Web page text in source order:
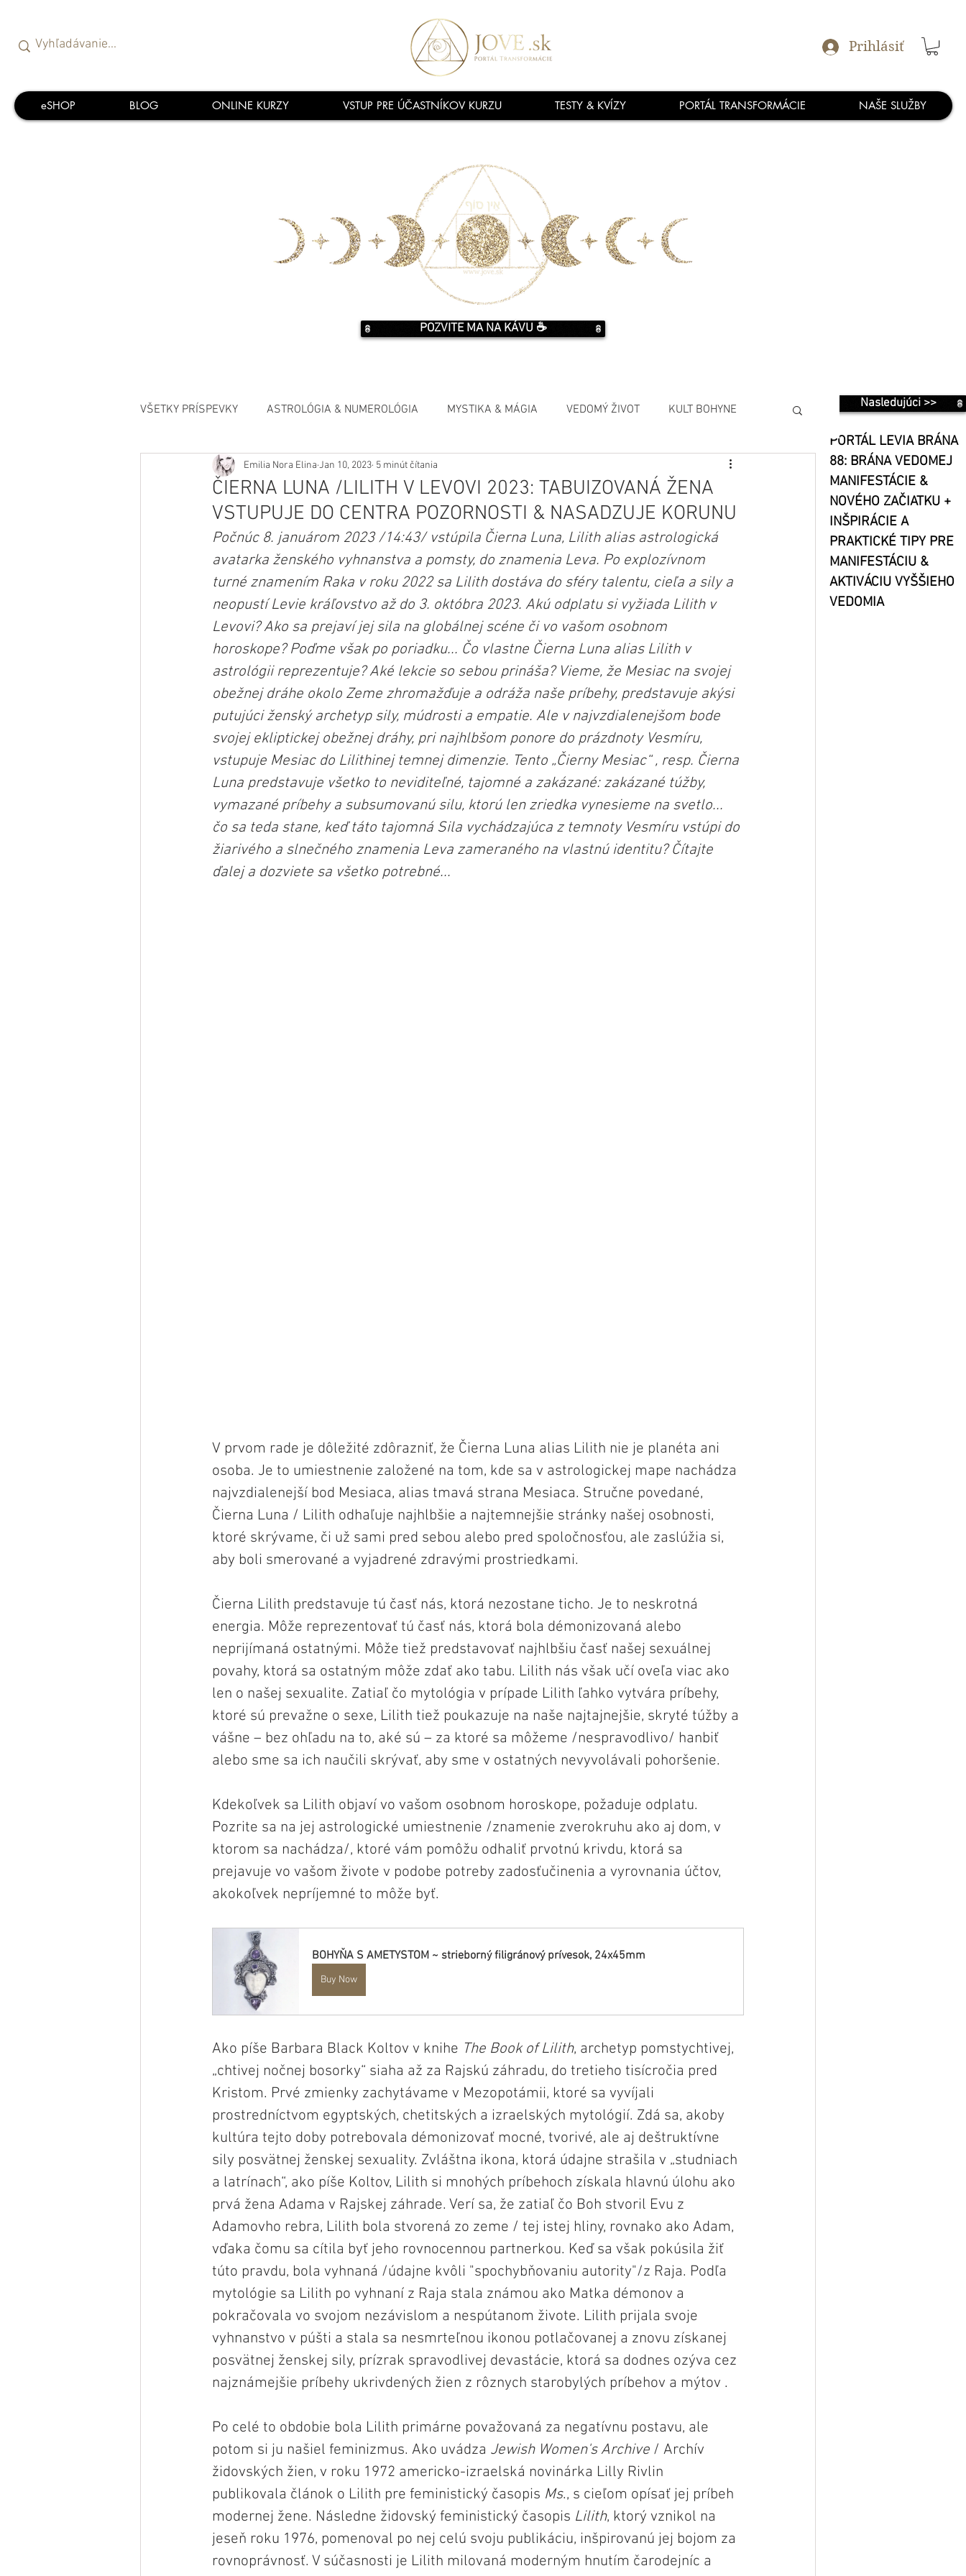
Prihlásiť
eSHOP BLOG ONLINE KURZY VSTUP PRE ÚČASTNÍKOV KURZU TESTY & KVÍZY PORTÁL TRANSFORMÁCIE NAŠE SLUŽBY
POZVITE MA NA KÁVU ☕️
Nasledujúci >>
PORTÁL LEVIA BRÁNA
88: BRÁNA VEDOMEJ
MANIFESTÁCIE &
NOVÉHO ZAČIATKU +
INŠPIRÁCIE A
PRAKTICKÉ TIPY PRE
MANIFESTÁCIU &
AKTIVÁCIU VYŠŠIEHO
VEDOMIA
VŠETKY PRÍSPEVKY ASTROLÓGIA & NUMEROLÓGIA MYSTIKA & MÁGIA VEDOMÝ ŽIVOT KULT BOHYNE
MANIFESTÁCIA
ČIERNA LUNA /LILITH V LEVOVI 2023: TABUIZOVANÁ ŽENA
VSTUPUJE DO CENTRA POZORNOSTI & NASADZUJE KORUNU
Emilia Nora Elina Jan 10, 2023 5 minút čítania
Počnúc 8. januárom 2023 /14:43/ vstúpila Čierna Luna, Lilith alias astrologická
avatarka ženského vyhnanstva a pomsty, do znamenia Leva. Po explozívnom
turné znamením Raka v roku 2022 sa Lilith dostáva do sféry talentu, cieľa a sily a
neopustí Levie kráľovstvo až do 3. októbra 2023. Akú odplatu si vyžiada Lilith v
Levovi? Ako sa prejaví jej sila na globálnej scéne či vo vašom osobnom
horoskope? Poďme však po poriadku... Čo vlastne Čierna Luna alias Lilith v
astrológii reprezentuje? Aké lekcie so sebou prináša? Vieme, že Mesiac na svojej
obežnej dráhe okolo Zeme zhromažďuje a odráža naše príbehy, predstavuje akýsi
putujúci ženský archetyp sily, múdrosti a empatie. Ale v najvzdialenejšom bode
svojej ekliptickej obežnej dráhy, pri najhlbšom ponore do prázdnoty Vesmíru,
vstupuje Mesiac do Lilithinej temnej dimenzie. Tento „Čierny Mesiac“ , resp. Čierna
Luna predstavuje všetko to neviditeľné, tajomné a zakázané: zakázané túžby,
vymazané príbehy a subsumovanú silu, ktorú len zriedka vynesieme na svetlo...
čo sa teda stane, keď táto tajomná Sila vychádzajúca z temnoty Vesmíru vstúpi do
žiarivého a slnečného znamenia Leva zameraného na vlastnú identitu? Čítajte
ďalej a dozviete sa všetko potrebné...
V prvom rade je dôležité zdôrazniť, že Čierna Luna alias Lilith nie je planéta ani
osoba. Je to umiestnenie založené na tom, kde sa v astrologickej mape nachádza
najvzdialenejší bod Mesiaca, alias tmavá strana Mesiaca. Stručne povedané,
Čierna Luna / Lilith odhaľuje najhlbšie a najtemnejšie stránky našej osobnosti,
ktoré skrývame, či už sami pred sebou alebo pred spoločnosťou, ale zaslúžia si,
aby boli smerované a vyjadrené zdravými prostriedkami.
Čierna Lilith predstavuje tú časť nás, ktorá nezostane ticho. Je to neskrotná
energia. Môže reprezentovať tú časť nás, ktorá bola démonizovaná alebo
neprijímaná ostatnými. Môže tiež predstavovať najhlbšiu časť našej sexuálnej
povahy, ktorá sa ostatným môže zdať ako tabu. Lilith nás však učí oveľa viac ako
len o našej sexualite. Zatiaľ čo mytológia v prípade Lilith ľahko vytvára príbehy,
ktoré sú prevažne o sexe, Lilith tiež poukazuje na naše najtajnejšie, skryté túžby a
vášne – bez ohľadu na to, aké sú – za ktoré sa môžeme /nespravodlivo/ hanbiť
alebo sme sa ich naučili skrývať, aby sme v ostatných nevyvolávali pohoršenie.
Kdekoľvek sa Lilith objaví vo vašom osobnom horoskope, požaduje odplatu.
Pozrite sa na jej astrologické umiestnenie /znamenie zverokruhu ako aj dom, v
ktorom sa nachádza/, ktoré vám pomôžu odhaliť prvotnú krivdu, ktorá sa
prejavuje vo vašom živote v podobe potreby zadosťučinenia a vyrovnania účtov,
akokoľvek nepríjemné to môže byť.
BOHYŇA S AMETYSTOM ~ strieborný filigránový prívesok, 24x45mm
Buy Now
Ako píše Barbara Black Koltov v knihe The Book of Lilith, archetyp pomstychtivej,
„chtivej nočnej bosorky“ siaha až za Rajskú záhradu, do tretieho tisícročia pred
Kristom. Prvé zmienky zachytávame v Mezopotámii, ktoré sa vyvíjali
prostredníctvom egyptských, chetitských a izraelských mytológií. Zdá sa, akoby
kultúra tejto doby potrebovala démonizovať mocné, tvorivé, ale aj deštruktívne
sily posvätnej ženskej sexuality. Zvláštna ikona, ktorá údajne strašila v „studniach
a latrínach“, ako píše Koltov, Lilith si mnohých príbehoch získala hlavnú úlohu ako
prvá žena Adama v Rajskej záhrade. Verí sa, že zatiaľ čo Boh stvoril Evu z
Adamovho rebra, Lilith bola stvorená zo zeme / tej istej hliny, rovnako ako Adam,
vďaka čomu sa cítila byť jeho rovnocennou partnerkou. Keď sa však pokúsila žiť
túto pravdu, bola vyhnaná /údajne kvôli "spochybňovaniu autority"/z Raja. Podľa
mytológie sa Lilith po vyhnaní z Raja stala známou ako Matka démonov a
pokračovala vo svojom nezávislom a nespútanom živote. Lilith prijala svoje
vyhnanstvo v púšti a stala sa nesmrteľnou ikonou potlačovanej a znovu získanej
posvätnej ženskej sily, prízrak spravodlivej devastácie, ktorá sa dodnes ozýva cez
najznámejšie príbehy ukrivdených žien z rôznych starobylých príbehov a mýtov .
Po celé to obdobie bola Lilith primárne považovaná za negatívnu postavu, ale
potom si ju našiel feminizmus. Ako uvádza Jewish Women's Archive / Archív
židovských žien, v roku 1972 americko-izraelská novinárka Lilly Rivlin
publikovala článok o Lilith pre feministický časopis Ms., s cieľom opísať jej príbeh
modernej žene. Následne židovský feministický časopis Lilith, ktorý vznikol na
jeseň roku 1976, pomenoval po nej celú svoju publikáciu, inšpirovanú jej bojom za
rovnoprávnosť. V súčasnosti je Lilith milovaná moderným hnutím čarodejníc a